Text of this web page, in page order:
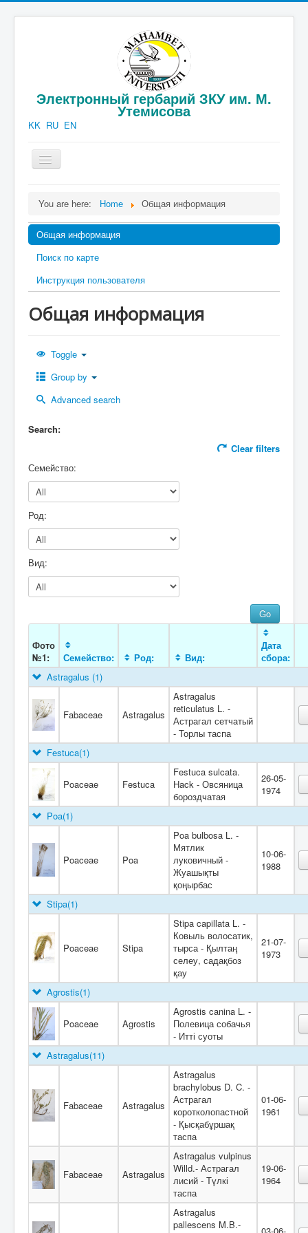
Электронный гербарий ЗКУ им. М.
Утемисова
KK RU EN
Toggle
Navigation
Публикации
Фотогаллерея
Контакты
Авторизация
You are here: Home Общая информация
Общая информация
Поиск по карте
Инструкция пользователя
Общая информация
Toggle
Group by
Advanced search
Search:
Clear filters
Семейство:
Род:
Вид:
Фото
№1:
Семейство: Род: Вид:
Дата
сбора:
Astragalus (1)
Fabaceae Astragalus
Astragalus
reticulatus L. -
Астрагал сетчатый
- Торлы таспа
Festuca(1)
Poaceae Festuca
Festuca sulcata.
Hack - Овсяница
бороздчатая
26-05-
1974
Poa(1)
Poaceae Poa
Poa bulbosa L. -
Мятлик
луковичный -
Жуашықты
қоңырбас
10-06-
1988
Stipa(1)
Poaceaе Stipa
Stipa capillata L. -
Ковыль волосатик,
тырса - Қылтаң
селеу, садақбоз
қау
21-07-
1973
Agrostis(1)
Poaceae Agrostis
Agrostis canina L. -
Полевица собачья
- Итті суоты
Astragalus(11)
Fabaceae Astragalus
Astragalus
brachylobus D. C. -
Астрагал
коротколопастной
- Қысқабұршақ
таспа
01-06-
1961
Fabaceae Astragalus
Astragalus vulpinus
Willd.- Астрагал
лисий - Түлкі
таспа
19-06-
1964
Astragalus
pallescens M.B.-